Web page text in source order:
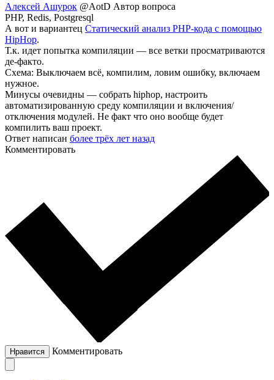
Алексей Ашурок @AotD Автор вопроса
PHP, Redis, Postgresql
А вот и вариантец Статический анализ PHP-кода с помощью
HipHop.
Т.к. идет попытка компиляции — все ветки просматриваются
де-факто.
Схема: Выключаем всё, компилим, ловим ошибку, включаем
нужное.
Минусы очевидны — собрать hiphop, настроить
автоматизированную среду компиляции и включения/
отключения модулей. Не факт что оно вообще будет
компилить ваш проект.
Ответ написан более трёх лет назад
Комментировать
Нравится Комментировать